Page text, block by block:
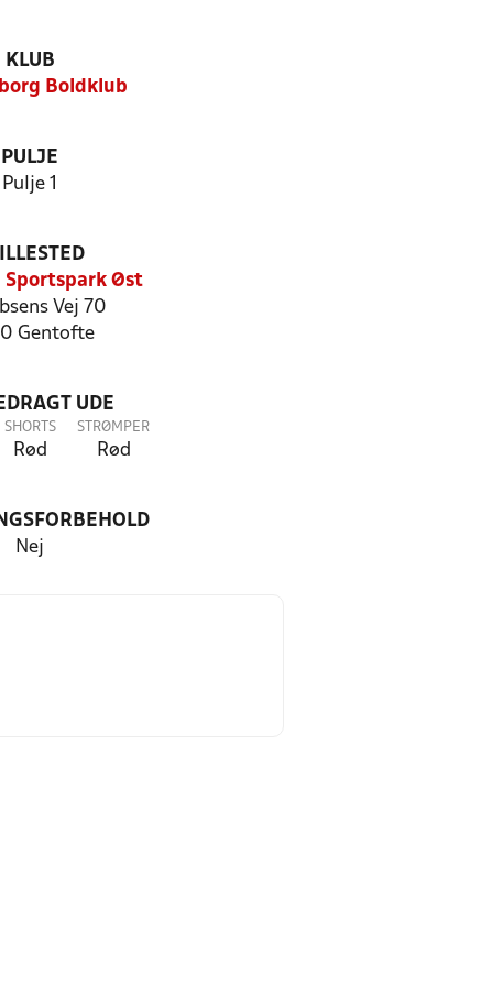
KLUB
Boldklub
PULJE
Pulje 1
Sportspark Øst
Vej 70
Gentofte
UDE
SHORTS
Rød
STRØMPER
Rød
Nej